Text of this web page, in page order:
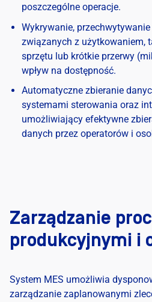
poszczególne operacje.
Wykrywanie,
związanych z użytkowaniem,
sprzętu lub krótkie przerwy
wpływ na dostępność.
Automatyczne zbieranie
systemami sterowania oraz
umożliwiający efektywne
danych przez operatorów i
Zarządzanie
produkcyjnymi i
System MES umożliwia
zarządzanie zaplanowanymi